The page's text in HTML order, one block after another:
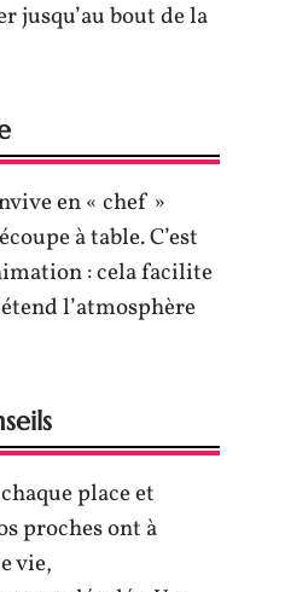
jusqu’au bout de la
en « chef »
à table. C’est
: cela facilite
l’atmosphère
place et
proches ont à
vie,